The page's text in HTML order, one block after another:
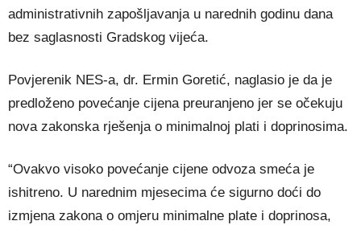
administrativnih zapošljavanja u narednih godinu dana
bez saglasnosti Gradskog vijeća.
Povjerenik NES-a, dr. Ermin Goretić, naglasio je da je
predloženo povećanje cijena preuranjeno jer se očekuju
nova zakonska rješenja o minimalnoj plati i doprinosima.
“Ovakvo visoko povećanje cijene odvoza smeća je
ishitreno. U narednim mjesecima će sigurno doći do
izmjena zakona o omjeru minimalne plate i doprinosa,